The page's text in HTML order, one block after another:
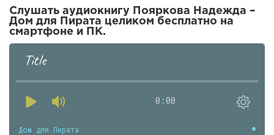
Слушать аудиокнигу Пояркова Надежда –
Дом для Пирата целиком бесплатно на
смартфоне и ПК.
Title
0:00
Дом для Пирата